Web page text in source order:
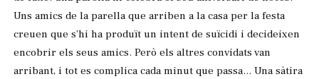
Uns amics de la parella que arriben a la casa per la festa
creuen que s’hi ha produït un intent de suïcidi i decideixen
encobrir els seus amics. Però els altres convidats van
arribant, i tot es complica cada minut que passa... Una sàtira